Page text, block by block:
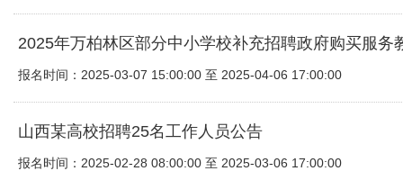
2025年万柏林区部分中小学校补充招聘政府购买服务
报名时间：2025-03-07 15:00:00 至 2025-04-06 17:00:00
山西某高校招聘25名工作人员公告
报名时间：2025-02-28 08:00:00 至 2025-03-06 17:00:00